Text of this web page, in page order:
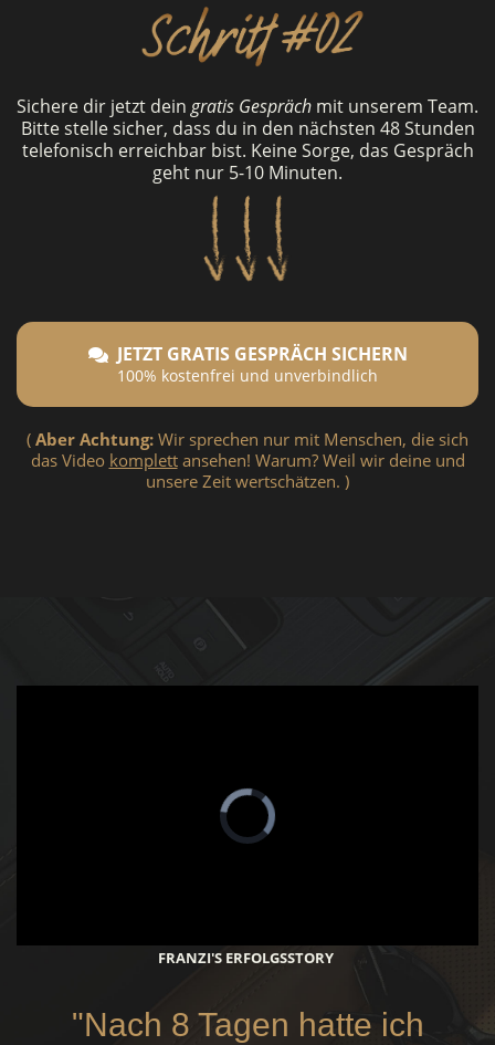
Sichere dir jetzt dein gratis Gespräch mit unserem Team.
Bitte stelle sicher, dass du in den nächsten 48 Stunden
telefonisch erreichbar bist. Keine Sorge, das Gespräch
geht nur 5-10 Minuten.
JETZT GRATIS GESPRÄCH SICHERN
100% kostenfrei und unverbindlich
( Aber Achtung: Wir sprechen nur mit Menschen, die sich
das Video komplettansehen! Warum? Weil wir deine und
unsere Zeit wertschätzen. )
FRANZI'S ERFOLGSSTORY
"Nach 8 Tagen hatte ich